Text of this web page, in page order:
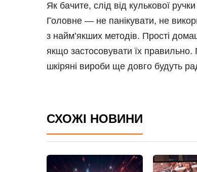
Як бачите, слід від кулькової
Головне — не панікувати, не
з найм’якших методів. Прості
якщо застосовувати їх правильно.
шкіряні вироби ще довго будуть
СХОЖІ НОВИНИ